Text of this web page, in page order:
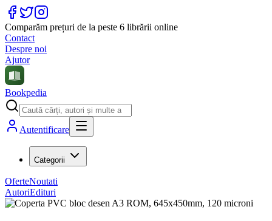
Comparăm prețuri de la peste 6 librării online
Contact
Despre noi
Ajutor
Bookpedia
Autentificare
Categorii
OferteNoutati
AutoriEdituri